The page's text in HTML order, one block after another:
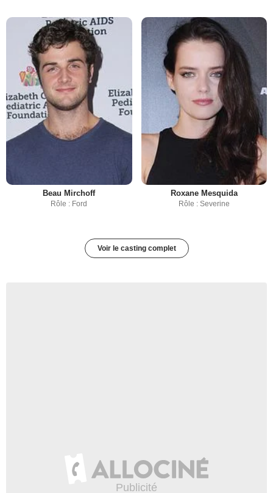
Beau Mirchoff
Rôle : Ford
Roxane Mesquida
Rôle : Severine
Voir le casting complet